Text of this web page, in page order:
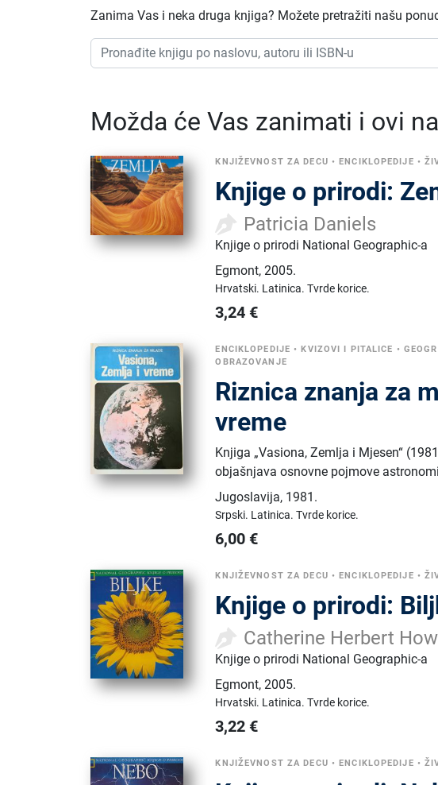
Zanima Vas i neka druga knjiga? Možete pretražiti našu
Možda će Vas zanimati i ovi
KNJIŽEVNOST ZA DECU •ENCIKLOPEDIJE •
Knjige o prirodi:
Patricia Daniels
Knjige o prirodi National Geographic-a
Egmont,2005.
Hrvatski. Latinica.Tvrde korice.
3,24 €
ENCIKLOPEDIJE •KVIZOVI I PITALICE •
OBRAZOVANJE
Riznica znanja za
vreme
Knjiga „Vasiona, Zemlja i Mjesen“
objašnjava osnovne pojmove
Jugoslavija, 1981.
Srpski. Latinica.Tvrde korice.
6,00 €
KNJIŽEVNOST ZA DECU •ENCIKLOPEDIJE •
Knjige o prirodi:
Catherine Herbert
Knjige o prirodi National Geographic-a
Egmont,2005.
Hrvatski. Latinica.Tvrde korice.
3,22 €
KNJIŽEVNOST ZA DECU •ENCIKLOPEDIJE •